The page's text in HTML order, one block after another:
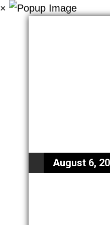
×
August 6,